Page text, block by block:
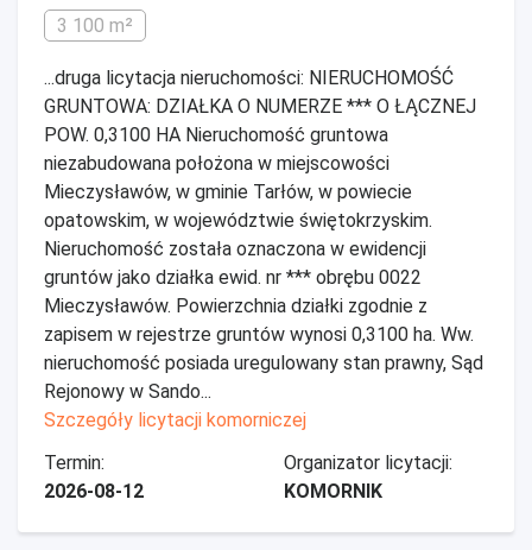
3 100 m²
...druga licytacja nieruchomości: NIERUCHOMOŚĆ
GRUNTOWA: DZIAŁKA O NUMERZE *** O ŁĄCZNEJ
POW. 0,3100 HA Nieruchomość gruntowa
niezabudowana położona w miejscowości
Mieczysławów, w gminie Tarłów, w powiecie
opatowskim, w województwie świętokrzyskim.
Nieruchomość została oznaczona w ewidencji
gruntów jako działka ewid. nr *** obrębu 0022
Mieczysławów. Powierzchnia działki zgodnie z
zapisem w rejestrze gruntów wynosi 0,3100 ha. Ww.
nieruchomość posiada uregulowany stan prawny, Sąd
Rejonowy w Sando...
Szczegóły licytacji komorniczej
Termin:
2026-08-12
Organizator licytacji:
KOMORNIK